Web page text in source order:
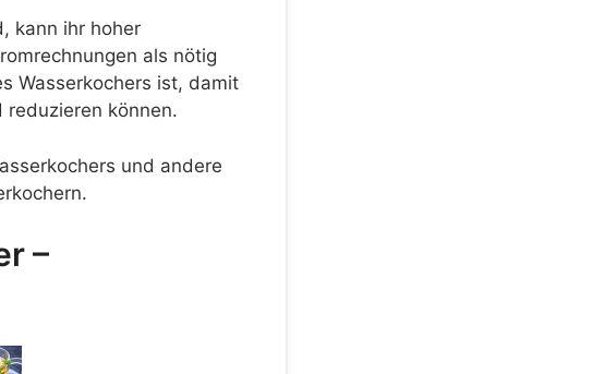
kann ihr hoher
als nötig
Wasserkochers ist, damit
reduzieren können.
und andere
–